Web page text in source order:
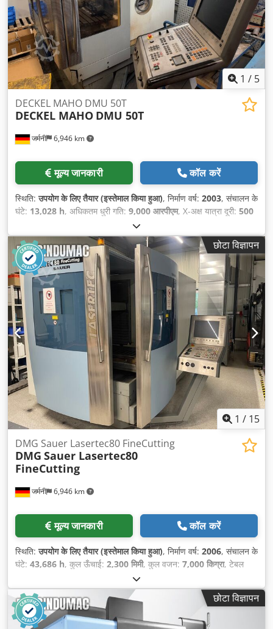
1 / 5
जर्मनी 6,946 km
DECKEL MAHO DMU 50T
DECKEL MAHO DMU 50T
मूल्य जानकारी कॉल करें
स्थिति:उपयोग के लिए तैयार (इस्तेमाल किया हुआ), निर्माण वर्ष: 2003, संचालन के
घंटे: 13,028 h, अधिकतम धुरी गति: 9,000 आरपीएम, X-अक्ष यात्रा दूरी: 500
, Z-अक्ष की यात्रा दूरी:
संख्या:5,
छोटा विज्ञापन
1 / 15
जर्मनी 6,946 km
DMG Sauer Lasertec80 FineCutting
DMG Sauer Lasertec80
FineCutting
मूल्य जानकारी कॉल करें
स्थिति:उपयोग के लिए तैयार (इस्तेमाल किया हुआ), निर्माण वर्ष: 2006, संचालन के
घंटे: 43,686 h, कुल ऊँचाई: 2,300 मिमी, कुल वजन: 7,000 किग्रा, टेबल
870 मिमी
अक्ष की यात्रा दूरी:500 मिमी, Z-अक्ष की यात्रा दूरी:700 मिमी, नियंत्रक
निर्माता:SIEMENS, कंट्रोलर मॉडल:SINUMERIK 840D Powerline,
कार्य चौड़ाई:500 मिमी, काटने की लंबाई (अधिकतम): 870 मिमी
, लेज़र पावर:
छोटा विज्ञापन